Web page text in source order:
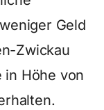
Geld
Zwickau
in Höhe von